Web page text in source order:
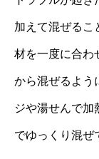
加えて混ぜるこ
材を一度に合わ
から混ぜるよう
ジや湯せんで加
でゆっくり混ぜ